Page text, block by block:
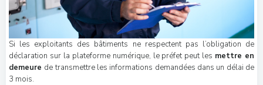
Si les exploitants des bâtiments ne respectent pas l’obligation de
déclaration sur la plateforme numérique, le préfet peut les mettre en
demeure de transmettre les informations demandées dans un délai de
3 mois.